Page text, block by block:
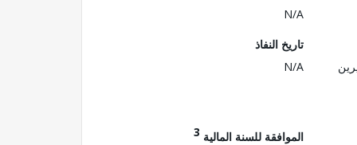
N/A
تاريخ النفاذ
N/A
الموافقة للسنة المالية 3